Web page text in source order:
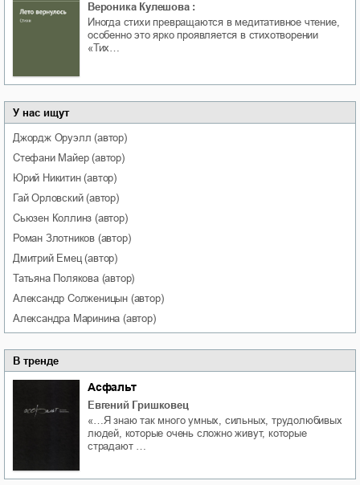
Вероника Кулешова :
Иногда стихи превращаются в медитативное чтение,
особенно это ярко проявляется в стихотворении
«Тих…
У нас ищут
Джордж Оруэлл (автор)
Стефани Майер(автор)
Юрий Никитин(автор)
Гай Орловский(автор)
Сьюзен Коллинз (автор)
Роман Злотников (автор)
Дмитрий Емец(автор)
Татьяна Полякова(автор)
Александр Солженицын (автор)
Александра Маринина (автор)
В тренде
Асфальт
Евгений Гришковец
«…Я знаю так много умных, сильных, трудолюбивых
людей, которые очень сложно живут, которые
страдают …